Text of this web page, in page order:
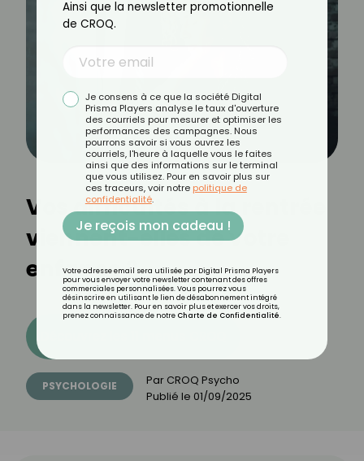
Vos difficultés à la rentrée
viennent-elles de votre
enfance ?
PSYCHOLOGIE Par CROQ Psycho
Publié le 01/09/2025
Ainsi que la newsletter promotionnelle
de CROQ.
Je consens à ce que la société Digital
Prisma Players analyse le taux d'ouverture
des courriels pour mesurer et optimiser les
performances des campagnes. Nous
pourrons savoir si vous ouvrez les
courriels, l'heure à laquelle vous le faites
ainsi que des informations sur le terminal
que vous utilisez. Pour en savoir plus sur
ces traceurs, voir notre politique de
confidentialité.
Je reçois mon cadeau !
Votre adresse email sera utilisée par Digital Prisma Players
pour vous envoyer votre newsletter contenant des offres
commerciales personnalisées. Vous pourrez vous
désinscrire en utilisant le lien de désabonnement intégré
dans la newsletter. Pour en savoir plus et exercer vos droits,
prenez connaissance de notre Charte de Confidentialité.